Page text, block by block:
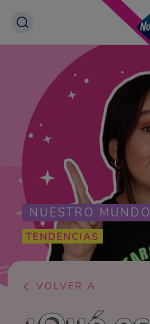
NUESTRO MUNDO
TENDENCIAS
VOLVER A